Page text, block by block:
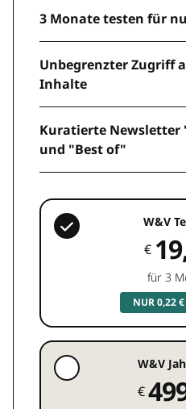
3 Monate testen für
Unbegrenzter Zugriff
Inhalte
Kuratierte
und "Best of"
W&V
€
für 3
NUR 0,22 €
W&V
€